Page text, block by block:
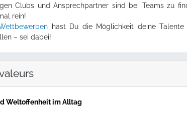
Clubs und Ansprechpartner sind bei Teams zu
rein!
hast Du die Möglichkeit deine Talente
– sei dabei!
Weltoffenheit im Alltag